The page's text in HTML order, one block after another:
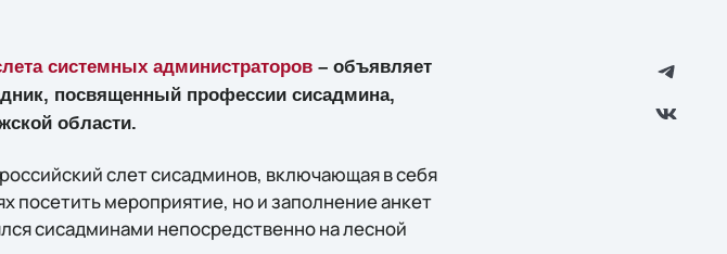
системных администраторов– объявляет
посвященный профессии сисадмина,
области.
слет сисадминов, включающая в себя
посетить мероприятие, но и заполнение анкет
сисадминами непосредственно на лесной